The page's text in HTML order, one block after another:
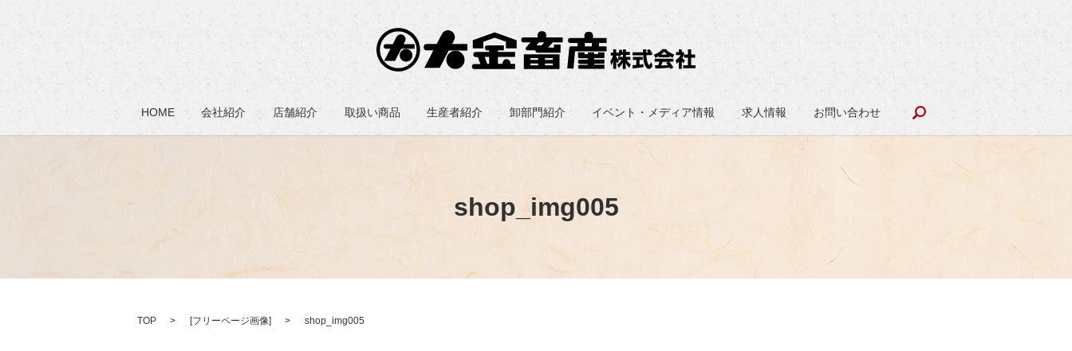
HOME 会社紹介 店舗紹介 取扱い商品 生産者紹介 卸部門紹介 イベント・メディア情報 求人情報 お問い合わせ search
shop_img005
TOP [フリーページ画像] shop_img005